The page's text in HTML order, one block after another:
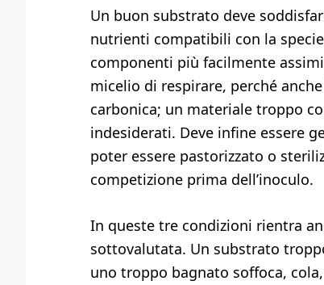
Un buon substrato deve
nutrienti compatibili con la
componenti più facilmente
micelio di respirare, perché
carbonica; un materiale troppo
indesiderati. Deve infine essere
poter essere pastorizzato o
competizione prima dell’inoculo.
In queste tre condizioni rientra
sottovalutata. Un substrato
uno troppo bagnato soffoca,